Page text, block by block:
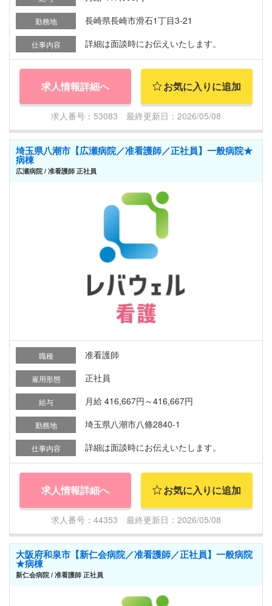
勤務地 長崎県長崎市滑石1丁目3-21
仕事内容 詳細は面談時にお伝えいたします。
求人情報詳細へ お気に入りに追加
求人番号：53083 最終更新日：2026/05/08
埼玉県八潮市【広瀬病院／准看護師／正社員】一般病院★
病棟
広瀬病院 / 准看護師 正社員
職種 准看護師
雇用形態 正社員
給与 月給 416,667円～416,667円
勤務地 埼玉県八潮市八條2840-1
仕事内容 詳細は面談時にお伝えいたします。
求人情報詳細へ お気に入りに追加
求人番号：44353 最終更新日：2026/05/08
大阪府和泉市【新仁会病院／准看護師／正社員】一般病院
★病棟
新仁会病院 / 准看護師 正社員